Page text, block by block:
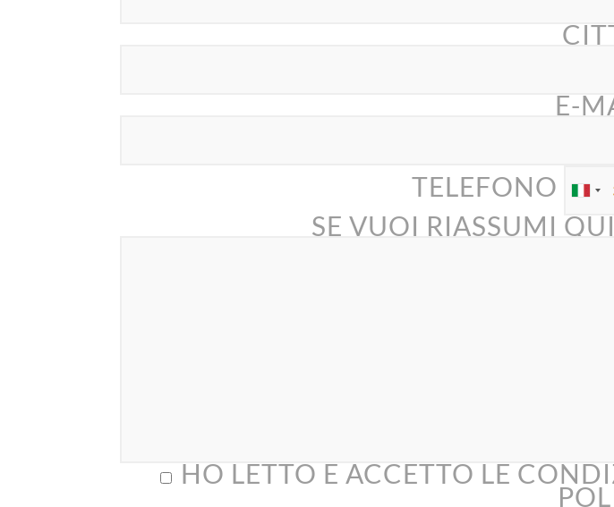
E-
TELEFONO
SE VUOI RIASSUMI
HO LETTO E ACCETTO LE